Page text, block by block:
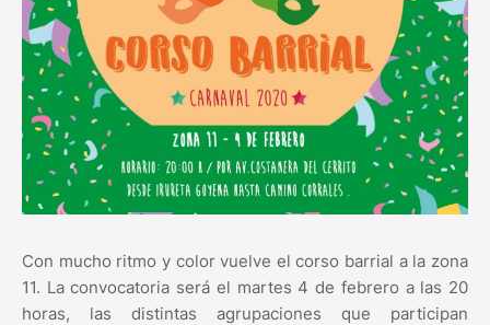
Con mucho ritmo y color vuelve el corso barrial a la zona
11. La convocatoria será el martes 4 de febrero a las 20
horas, las distintas agrupaciones que participan